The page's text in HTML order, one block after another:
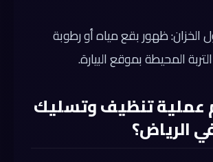
الخزان: ظهور بقع مياه أو رطوبة
المحيطة بموقع البيارة.
عملية تنظيف وتسليك
الرياض؟